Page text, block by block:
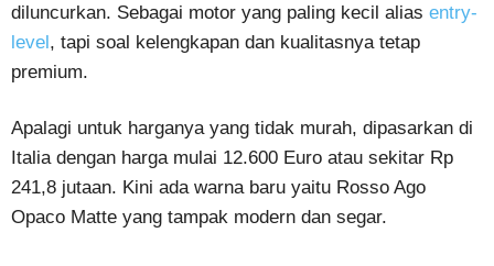
diluncurkan. Sebagai motor yang paling kecil alias entry-
level, tapi soal kelengkapan dan kualitasnya tetap
premium.
Apalagi untuk harganya yang tidak murah, dipasarkan di
Italia dengan harga mulai 12.600 Euro atau sekitar Rp
241,8 jutaan. Kini ada warna baru yaitu Rosso Ago
Opaco Matte yang tampak modern dan segar.